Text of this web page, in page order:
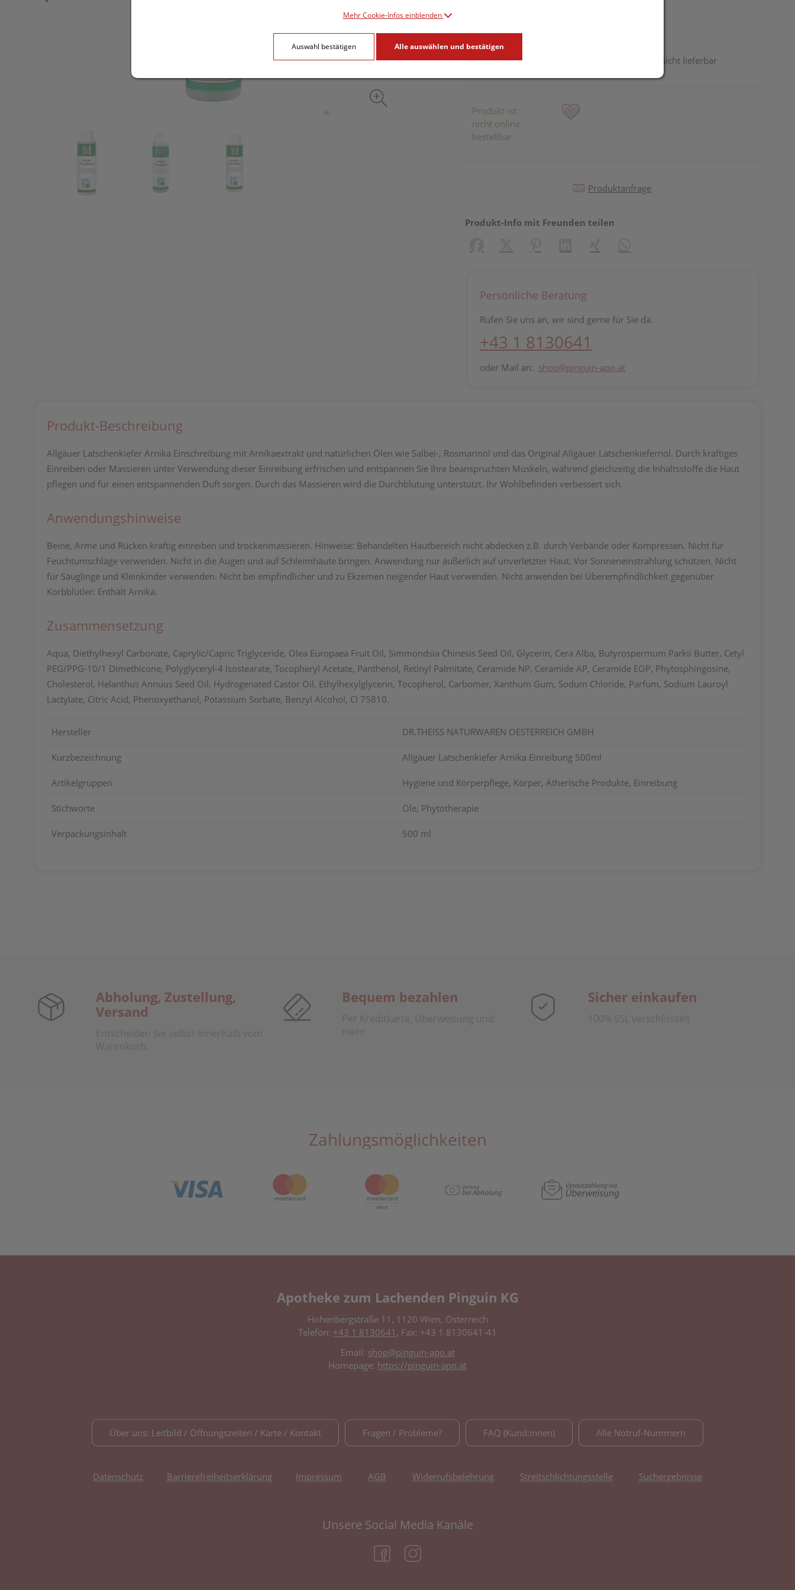
Dieses Produkt ist derzeit vom Hersteller nicht lieferbar
Produkt ist
nicht online
bestellbar
Produktanfrage
Produkt-Info mit Freunden teilen
Persönliche Beratung
Rufen Sie uns an, wir sind gerne für Sie da.
+43 1 8130641
oder Mail an: shop@pinguin-apo.at
Produkt-Beschreibung
Allgäuer Latschenkiefer Arnika Einschreibung mit Arnikaextrakt und natürlichen Ölen wie Salbei-, Rosmarinöl und das Original Allgäuer Latschenkiefernöl. Durch kräftiges
Einreiben oder Massieren unter Verwendung dieser Einreibung erfrischen und entspannen Sie Ihre beanspruchten Muskeln, während gleichzeitig die Inhaltsstoffe die Haut
pflegen und für einen entspannenden Duft sorgen. Durch das Massieren wird die Durchblutung unterstützt. Ihr Wohlbefinden verbessert sich.
Anwendungshinweise
Beine, Arme und Rücken kräftig einreiben und trockenmassieren. Hinweise: Behandelten Hautbereich nicht abdecken z.B. durch Verbände oder Kompressen. Nicht für
Feuchtumschläge verwenden. Nicht in die Augen und auf Schleimhäute bringen. Anwendung nur äußerlich auf unverletzter Haut. Vor Sonneneinstrahlung schützen. Nicht
für Säuglinge und Kleinkinder verwenden. Nicht bei empfindlicher und zu Ekzemen neigender Haut verwenden. Nicht anwenden bei Überempfindlichkeit gegenüber
Korbblütler: Enthält Arnika.
Zusammensetzung
Aqua, Diethylhexyl Carbonate, Caprylic/Capric Triglyceride, Olea Europaea Fruit Oil, Simmondsia Chinesis Seed Oil, Glycerin, Cera Alba, Butyrospermum Parkii Butter, Cetyl
PEG/PPG-10/1 Dimethicone, Polyglyceryl-4 Isostearate, Tocopheryl Acetate, Panthenol, Retinyl Palmitate, Ceramide NP, Ceramide AP, Ceramide EOP, Phytosphingosine,
Cholesterol, Helanthus Annuus Seed Oil, Hydrogenated Castor Oil, Ethylhexylglycerin, Tocopherol, Carbomer, Xanthum Gum, Sodum Chloride, Parfum, Sodium Lauroyl
Lactylate, Citric Acid, Phenoxyethanol, Potassium Sorbate, Benzyl Alcohol, CI 75810.
Hersteller DR.THEISS NATURWAREN OESTERREICH GMBH
Kurzbezeichnung Allgäuer Latschenkiefer Arnika Einreibung 500ml
Artikelgruppen Hygiene und Körperpflege, Körper, Ätherische Produkte, Einreibung
Stichworte Öle, Phytotherapie
Verpackungsinhalt 500 ml
Abholung, Zustellung,
Versand
Entscheiden Sie selbst innerhalb vom
Warenkorb.
Bequem bezahlen
Per Kreditkarte, Überweisung und
mehr
Sicher einkaufen
100% SSL verschlüsselt
Zahlungsmöglichkeiten
Apotheke zum Lachenden Pinguin KG
Hohenbergstraße 11, 1120 Wien, Österreich
Telefon: +43 1 8130641 , Fax: +43 1 8130641-41
Email: shop@pinguin-apo.at
Homepage: https://pinguin-apo.at
Über uns: Leitbild / Öffnungszeiten / Karte / Kontakt Fragen / Probleme? FAQ (Kund:innen) Alle Notruf-Nummern
Datenschutz Barrierefreiheitserklärung Impressum AGB Widerrufsbelehrung Streitschlichtungsstelle Suchergebnisse
Unsere Social Media Kanäle
(öffnet in neuem Tab)
Mehr Cookie-Infos einblenden
Auswahl bestätigen Alle auswählen und bestätigen